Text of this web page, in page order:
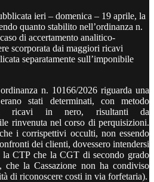
ieri – domenica – 19 aprile, la
quanto stabilito nell’ordinanza n.
di accertamento analitico-
scorporata dai maggiori ricavi
separatamente sull’imponibile
n. 10166/2026 riguarda una
stati determinati, con metodo
ricavi in nero, risultanti da
rinvenuta nel corso di perquisizioni.
i corrispettivi occulti, non essendo
dei clienti, dovessero intendersi
CTP che la CGT di secondo grado
che la Cassazione non ha condiviso
di riconoscere costi in via forfetaria).